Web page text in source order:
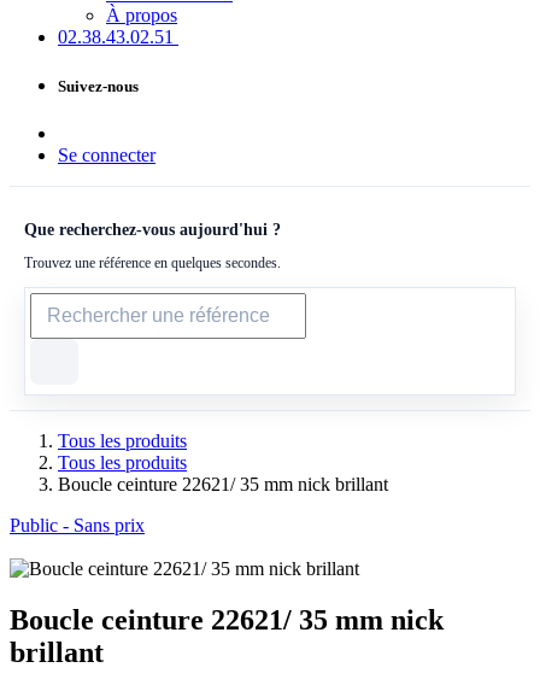
À propos
02.38.43​.02.51
Suivez-nous
Se connecter
Que recherchez-vous aujourd'hui ?
Trouvez une référence en quelques secondes.
Tous les produits
Tous les produits
Boucle ceinture 22621/ 35 mm nick brillant
Public - Sans prix
Boucle ceinture 22621/ 35 mm nick
brillant